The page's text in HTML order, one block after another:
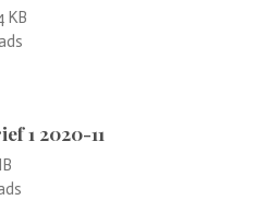
KB
1 2020-11